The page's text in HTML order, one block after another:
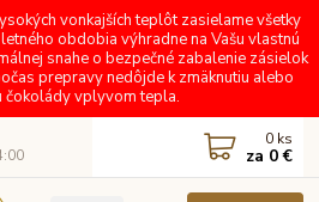
vonkajších teplôt zasielame všetky
obdobia výhradne na Vašu vlastnú
snahe o bezpečné zabalenie zásielok
prepravy nedôjde k zmäknutiu alebo
čokolády vplyvom tepla.
0 ks
za 0 €